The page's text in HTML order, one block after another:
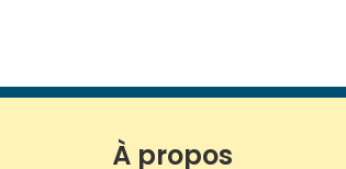
À propos